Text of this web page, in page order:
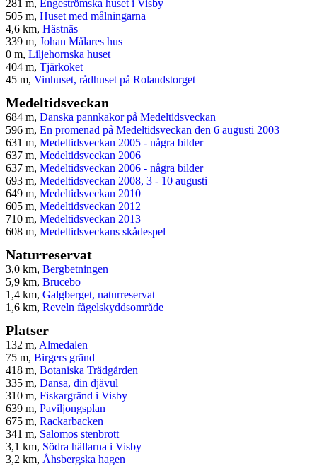
281 m, Engeströmska huset i Visby
505 m, Huset med målningarna
4,6 km, Hästnäs
339 m, Johan Målares hus
0 m, Liljehornska huset
404 m, Tjärkoket
45 m, Vinhuset, rådhuset på Rolandstorget
Medeltidsveckan
684 m, Danska pannkakor på Medeltidsveckan
596 m, En promenad på Medeltidsveckan den 6 augusti 2003
631 m, Medeltidsveckan 2005 - några bilder
637 m, Medeltidsveckan 2006
637 m, Medeltidsveckan 2006 - några bilder
693 m, Medeltidsveckan 2008, 3 - 10 augusti
649 m, Medeltidsveckan 2010
605 m, Medeltidsveckan 2012
710 m, Medeltidsveckan 2013
608 m, Medeltidsveckans skådespel
Naturreservat
3,0 km, Bergbetningen
5,9 km, Brucebo
1,4 km, Galgberget, naturreservat
1,6 km, Reveln fågelskyddsområde
Platser
132 m, Almedalen
75 m, Birgers gränd
418 m, Botaniska Trädgården
335 m, Dansa, din djävul
310 m, Fiskargränd i Visby
639 m, Paviljongsplan
675 m, Rackarbacken
341 m, Salomos stenbrott
3,1 km, Södra hällarna i Visby
3,2 km, Åhsbergska hagen